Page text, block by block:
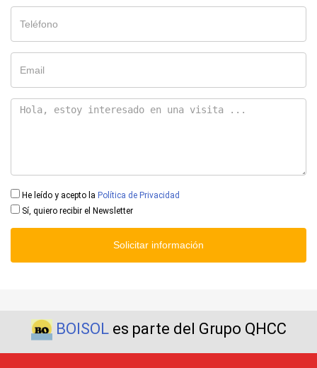
He leído y acepto la Política de Privacidad
Sí, quiero recibir el Newsletter
Solicitar información
BOISOLes parte del Grupo QHCC